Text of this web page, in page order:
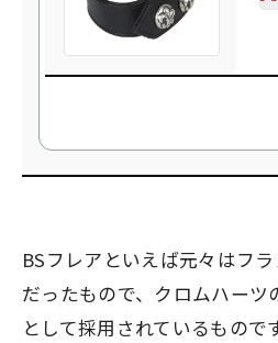
BSフレアといえば元々はフ
だったもので、クロムハーツ
として採用されているもので